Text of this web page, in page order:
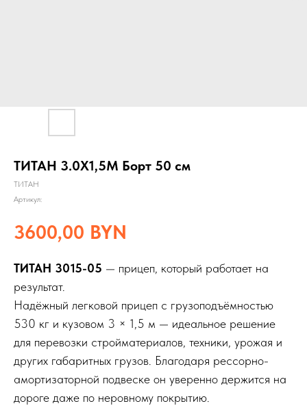
ТИТАН 3.0Х1,5М Борт 50 см
ТИТАН
Артикул:
3600,00 BYN
ТИТАН 3015-05 — прицеп, который работает на
результат.
Надёжный легковой прицеп с грузоподъёмностью
530 кг и кузовом 3 × 1,5 м — идеальное решение
для перевозки стройматериалов, техники, урожая и
других габаритных грузов. Благодаря рессорно-
амортизаторной подвеске он уверенно держится на
дороге даже по неровному покрытию.